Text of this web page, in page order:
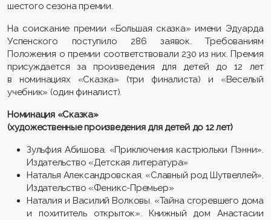
шестого сезона премии.
На соискание премии «Большая сказка» имени Эдуарда
Успенского поступило 286 заявок. Требованиям
Положения о премии соответствовали 230 из них. Премия
присуждается за произведения для детей до 12 лет
в номинациях «Сказка» (три финалиста) и «Веселый
учебник» (один финалист).
Номинация «Сказка»
(художественные произведения для детей до 12 лет)
Зульфия Абишова. «Приключения кастрюльки Пэнни».
Издательство «Детская литература»
Наталья Александровская. «Славный род Шутвеллей».
Издательство «Феникс-Премьер»
Наталия и Василий Волковы. «Тайна сгоревшего дома
и похититель открыток». Книжный дом Анастасии